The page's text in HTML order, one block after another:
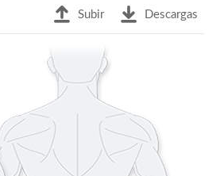
Subir Descargas